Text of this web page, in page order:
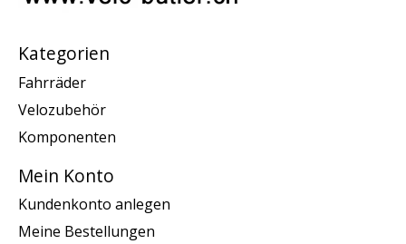
Kategorien
Fahrräder
Velozubehör
Komponenten
Mein Konto
Kundenkonto anlegen
Meine Bestellungen